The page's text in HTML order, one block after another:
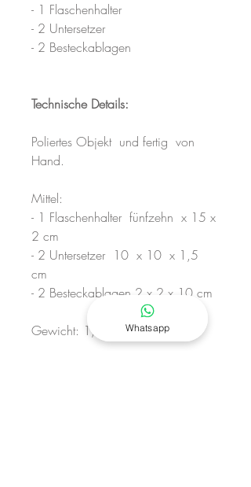
- 1 Flaschenhalter
- 2 Untersetzer
- 2 Besteckablagen
Technische Details:
Poliertes Objekt und fertig von
Hand.
Mittel:
- 1 Flaschenhalter fünfzehn x 15 x
2 cm
- 2 Untersetzer 10 x 10 x 1,5
cm
- 2 Besteckablagen 2 x 2 x 10 cm
Gewicht: 1,8 kg (gesamt)
Whatsapp